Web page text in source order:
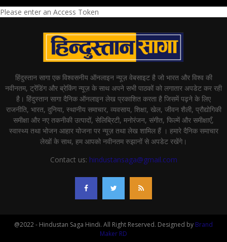
Please enter an Access Token
हिंदुस्तान सागा एक विश्वसनीय ऑनलाइन न्यूज़ वेबसाइट है जो भारत और विश्व की
नवीनतम, ट्रेंडिंग और ब्रेकिंग न्यूज़ के साथ अपने सभी पाठकों को लगातार अपडेट कर रही
है। हिंदुस्तान सागा दैनिक ऑनलाइन लेख प्रकाशित करता है जिसमें पढ़ने के लिए
राजनीति, भारत, दुनिया, स्थानीय समाचार, व्यवसाय, शिक्षा, खेल, जीवन शैली, प्रौद्योगिकी
समीक्षा और नए तकनीकी उत्पादों, सेलिब्रिटी, मनोरंजन, संगीत, फिल्में और समीक्षाएँ,
स्वास्थ्य तथा भोजन आहार योजना पर न्यूज़ तथा लेख शामिल हैं । हमारे दैनिक समाचार
लेखों के साथ, हम आपको नवीनतम रुझानों से अपडेट रखेंगे।
Contact us: hindustansaga@gmail.com
@2022 - Hindustan Saga Hindi. All Right Reserved. Designed by Brand
Maker RD